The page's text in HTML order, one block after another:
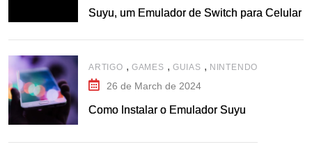
Suyu, um Emulador de Switch para Celular
ARTIGO , GAMES , GUIAS , NINTENDO
26 de March de 2024
Como Instalar o Emulador Suyu